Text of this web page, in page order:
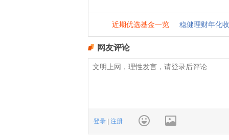
网友评论
登录 | 注册